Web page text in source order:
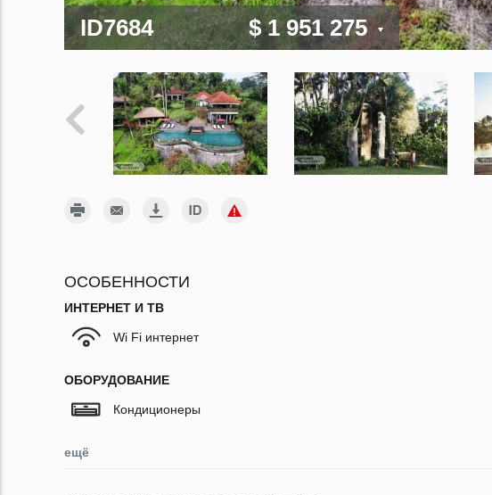
ID7684 $ 1 951 275
ОСОБЕННОСТИ
ИНТЕРНЕТ И ТВ
Wi Fi интернет
ОБОРУДОВАНИЕ
Кондиционеры
ещё